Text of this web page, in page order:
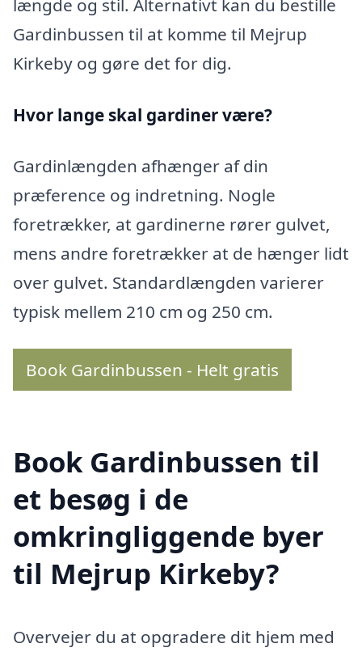
længde og stil. Alternativt kan du bestille
Gardinbussen til at komme til Mejrup
Kirkeby og gøre det for dig.
Hvor lange skal gardiner være?
Gardinlængden afhænger af din
præference og indretning. Nogle
foretrækker, at gardinerne rører gulvet,
mens andre foretrækker at de hænger lidt
over gulvet. Standardlængden varierer
typisk mellem 210 cm og 250 cm.
Book Gardinbussen - Helt gratis
Book Gardinbussen til
et besøg i de
omkringliggende byer
til Mejrup Kirkeby?
Overvejer du at opgradere dit hjem med